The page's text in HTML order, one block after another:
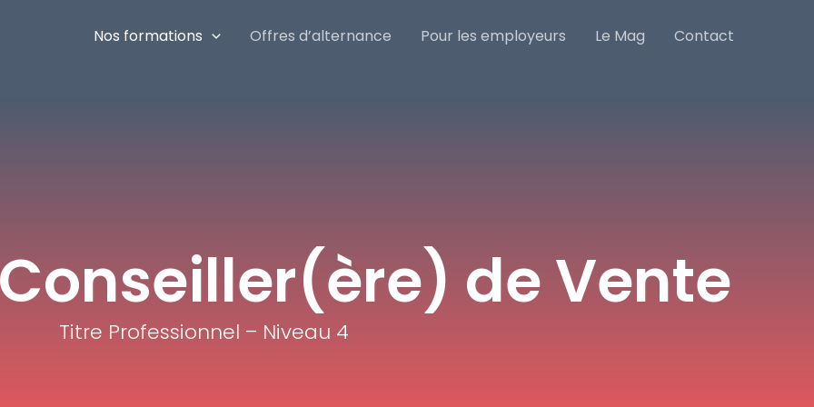
Nos formations Offres d’alternance Pour les employeurs Le Mag Contact
de Vente
Titre Professionnel – Niveau 4